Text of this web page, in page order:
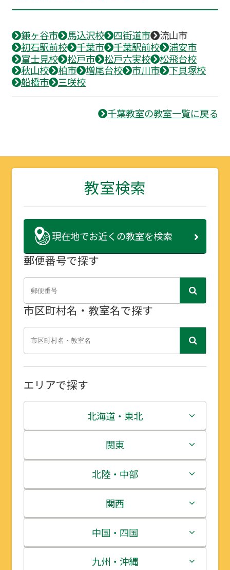
鎌ヶ谷市 馬込沢校 四街道市
流山市
初石駅前校
千葉市 千葉駅前校
浦安市
富士見校
松戸市 松戸六実校
松飛台校
秋山校
柏市 増尾台校 市川市
下貝塚校
船橋市
三咲校
千葉教室の教室一覧に戻る
教室検索
現在地でお近くの教室を検索
郵便番号で探す
市区町村名・教室名で探す
エリアで探す
北海道・東北
北海道
青森県
岩手県
宮城県
秋田県
関東
茨城県
栃木県
群馬県
埼玉県
北陸・中部
新潟県
富山県
石川県
関西
三重県
滋賀県
中国・四国
鳥取県
九州・沖縄